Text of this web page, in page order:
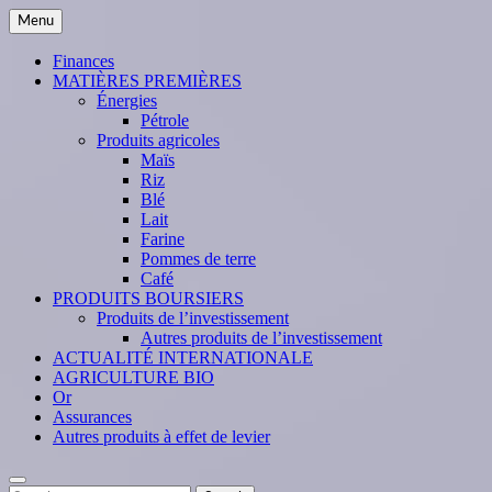
Skip
to
content
Menu
Finances
MATIÈRES PREMIÈRES
Énergies
Pétrole
Produits agricoles
Maïs
Riz
Blé
Lait
Farine
Pommes de terre
Café
PRODUITS BOURSIERS
Produits de l’investissement
Autres produits de l’investissement
ACTUALITÉ INTERNATIONALE
AGRICULTURE BIO
Or
Assurances
Autres produits à effet de levier
Search